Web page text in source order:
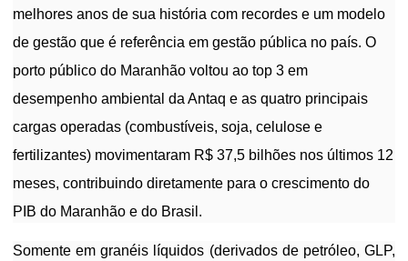
melhores anos de sua história com recordes e um modelo
de gestão que é referência em gestão pública no país. O
porto público do Maranhão voltou ao top 3 em
desempenho ambiental da Antaq e as quatro principais
cargas operadas (combustíveis, soja, celulose e
fertilizantes) movimentaram R$ 37,5 bilhões nos últimos 12
meses, contribuindo diretamente para o crescimento do
PIB do Maranhão e do Brasil.
Somente em granéis líquidos (derivados de petróleo, GLP,